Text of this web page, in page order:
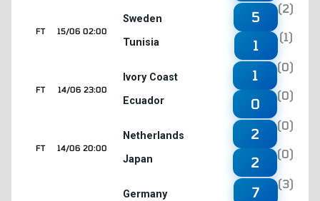
15/06 02:00
FT
Sweden
Tunisia
5
(2)
1
(1)
14/06 23:00
FT
Ivory Coast
Ecuador
1
(0)
0
(0)
14/06 20:00
FT
Netherlands
Japan
2
(0)
2
(0)
Germany
7
(3)